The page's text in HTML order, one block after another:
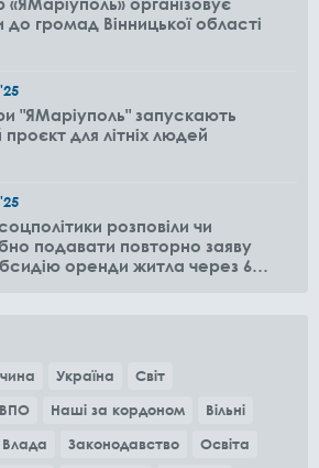
до громад Вінницької області
'25
"ЯМаріуполь" запускають
проєкт для літніх людей
'25
розповіли чи
подавати повторно заяву
оренди житла через 6
Україна
Світ
ВПО Наші за кордоном
Вільні
Влада Законодавство
Освіта